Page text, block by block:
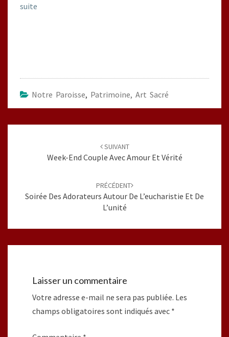
suite
Notre Paroisse, Patrimoine, Art Sacré
SUIVANT
Week-End Couple Avec Amour Et Vérité
PRÉCÉDENT
Soirée Des Adorateurs Autour De L’eucharistie Et De
L’unité
Laisser un commentaire
Votre adresse e-mail ne sera pas publiée. Les
champs obligatoires sont indiqués avec *